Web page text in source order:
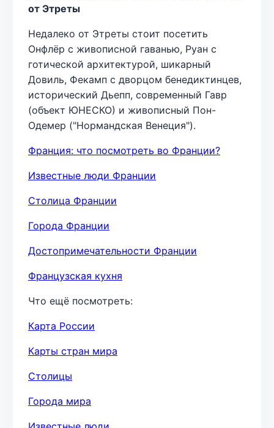
от Этреты
Недалеко от Этреты стоит посетить
Онфлёр с живописной гаванью, Руан с
готической архитектурой, шикарный
Довиль, Фекамп с дворцом бенедиктинцев,
исторический Дьепп, современный Гавр
(объект ЮНЕСКО) и живописный Пон-
Одемер ("Нормандская Венеция").
Франция: что посмотреть во Франции?
Известные люди Франции
Столица Франции
Города Франции
Достопримечательности Франции
Французская кухня
Что ещё посмотреть:
Карта России
Карты стран мира
Столицы
Города мира